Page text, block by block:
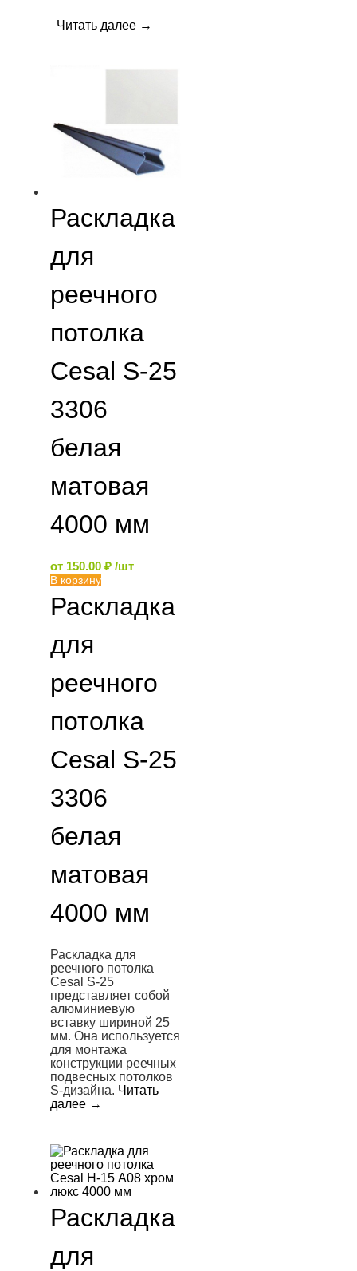
Читать далее →
Раскладка
для
реечного
потолка
Cesal S-25
3306
белая
матовая
4000 мм
от 150.00 ₽ /шт
В корзину
Раскладка
для
реечного
потолка
Cesal S-25
3306
белая
матовая
4000 мм
Раскладка для
реечного потолка
Cesal S-25
представляет собой
алюминиевую
вставку шириной 25
мм. Она используется
для монтажа
конструкции реечных
подвесных потолков
S-дизайна. Читать
далее →
Раскладка
для